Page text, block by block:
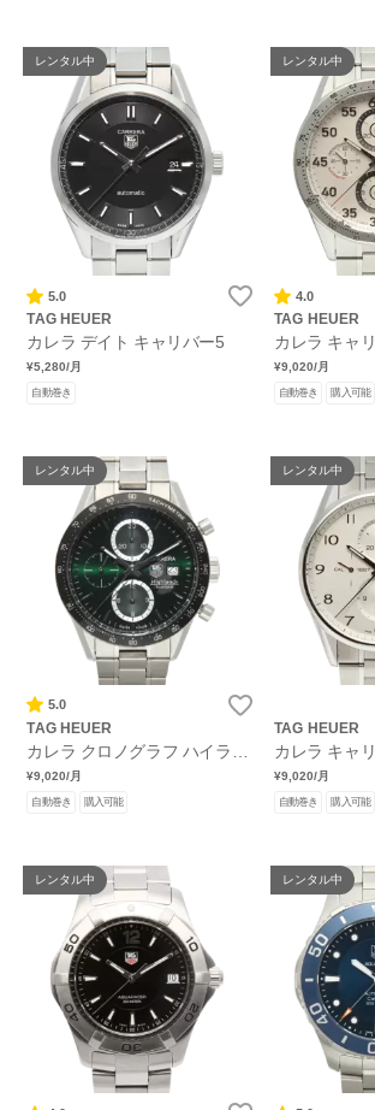
レンタル中
5.0
TAG HEUER
カレラ デイト キャリバー5
¥5,280/月
自動巻き
レンタル中
4.0
TAG HEUER
カレラ キャ
ラフ デイデイ
¥9,020/月
自動巻き 購入可能
レンタル中
5.0
TAG HEUER
カレラ クロノグラフ ハイラン
ド スコットランド
¥9,020/月
自動巻き 購入可能
レンタル中
TAG HEUER
カレラ キャ
グラフ
¥9,020/月
自動巻き 購入可能
レンタル中 レンタル中